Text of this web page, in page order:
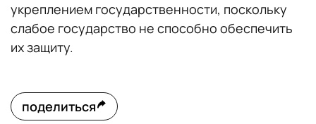
укреплением государственности, поскольку
слабое государство не способно обеспечить
их защиту.
поделиться